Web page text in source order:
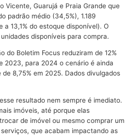
Vicente, Guarujá e Praia Grande que
padrão médio (34,5%), 1.189
13,1% do estoque disponível). O
disponíveis para compra.
do Boletim Focus reduziram de 12%
2023, para 2024 o cenário é ainda
8,75% em 2025. Dados divulgados
resultado nem sempre é imediato.
imóveis, até porque elas
de imóvel ou mesmo comprar um
que acabam impactando as